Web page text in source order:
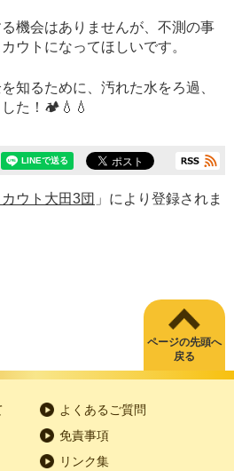
機会はありませんが、不測の事
ウトになってほしいです。
知るために、汚れた水をろ過、
した！🏕️💧💧
ウト大田3団 」により登録されま
ページの先頭へ
戻る
よくあるご質問
免責事項
リンク集